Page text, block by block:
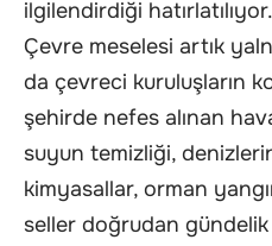
ilgilendirdiği hatırlatılıyor.
Çevre meselesi artık
da çevreci kuruluşların
şehirde nefes alınan
suyun temizliği,
kimyasallar, orman
seller doğrudan gündelik